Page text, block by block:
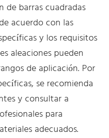
de barras cuadradas
acuerdo con las
y los requisitos
aleaciones pueden
de aplicación. Por
se recomienda
y consultar a
para
adecuados.